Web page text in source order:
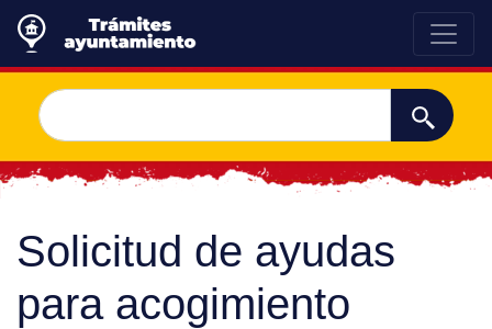
Solicitud de ayudas
para acogimiento